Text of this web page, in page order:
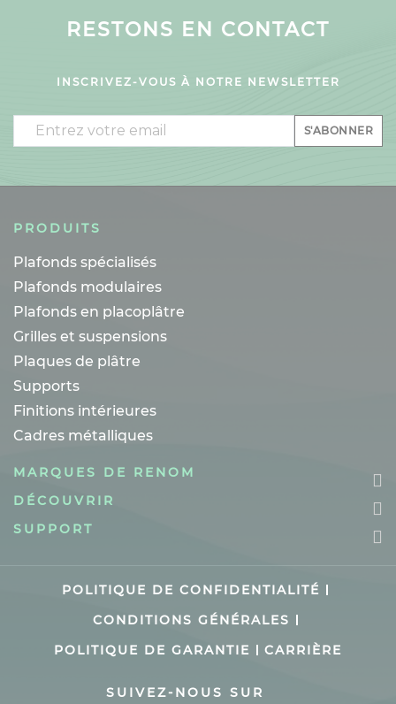
RESTONS EN CONTACT
INSCRIVEZ-VOUS À NOTRE NEWSLETTER
Email S'ABONNER
PRODUITS
Plafonds spécialisés
Plafonds modulaires
Plafonds en placoplâtre
Grilles et suspensions
Plaques de plâtre
Supports
Finitions intérieures
Cadres métalliques
MARQUES DE RENOM
DÉCOUVRIR
SUPPORT
POLITIQUE DE CONFIDENTIALITÉ
CONDITIONS GÉNÉRALES
POLITIQUE DE GARANTIE
CARRIÈRE
SUIVEZ-NOUS SUR